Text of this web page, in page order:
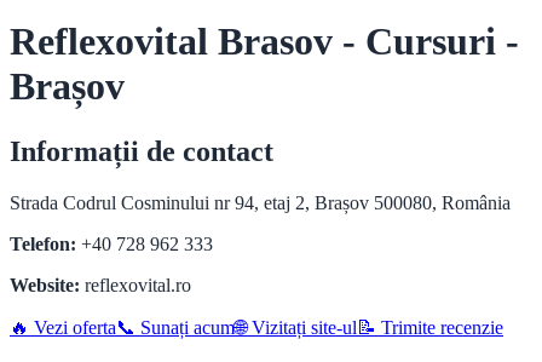
Reflexovital Brasov - Cursuri -
Brașov
Informații de contact
Strada Codrul Cosminului nr 94, etaj 2, Brașov 500080, România
Telefon: +40 728 962 333
Website: reflexovital.ro
🔥 Vezi oferta📞 Sunați acum🌐 Vizitați site-ul 📝 Trimite recenzie